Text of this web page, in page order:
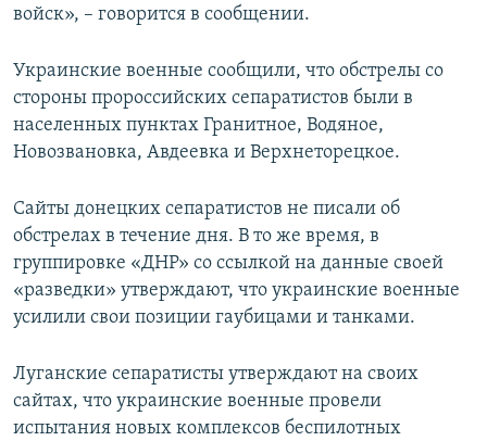
войск», – говорится в сообщении.
Украинские военные сообщили, что обстрелы со
стороны пророссийских сепаратистов были в
населенных пунктах Гранитное, Водяное,
Новозвановка, Авдеевка и Верхнеторецкое.
Сайты донецких сепаратистов не писали об
обстрелах в течение дня. В то же время, в
группировке «ДНР» со ссылкой на данные своей
«разведки» утверждают, что украинские военные
усилили свои позиции гаубицами и танками.
Луганские сепаратисты утверждают на своих
сайтах, что украинские военные провели
испытания новых комплексов беспилотных